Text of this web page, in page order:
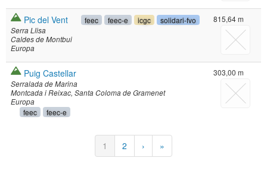
Pic del Vent
Serra Llisa
Caldes de Montbui
Europa
feec feec-e icgc solidari-fvo 815,64 m
Puig Castellar
Serralada de Marina
Montcada i Reixac Santa Coloma de Gramenet
Europa
feec feec-e
303,00 m
Pàgina
actual
1 Pàgina
2
Pàgina
següent
›
Última
pàgina
»